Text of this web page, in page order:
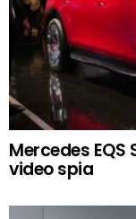
Mercedes
video spia